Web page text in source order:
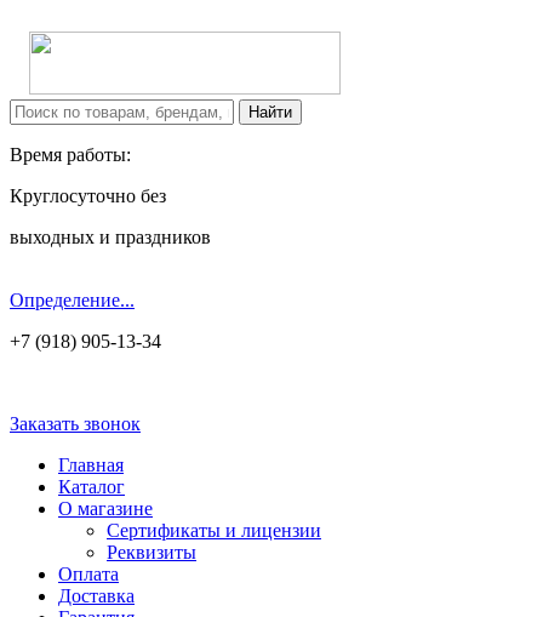
Время работы:
Круглосуточно без
выходных и праздников
Определение...
+7 (918) 905-13-34
Заказать звонок
Главная
Каталог
О магазине
Сертификаты и лицензии
Реквизиты
Оплата
Доставка